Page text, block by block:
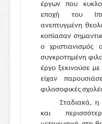
έργων που
εποχή του
ανεπτυγμένη
κοπίασαν
ο
συγκροτημένη
έργο ξεκινούσε
είχαν
φιλοσοφικές
Σταδιακά, η
και